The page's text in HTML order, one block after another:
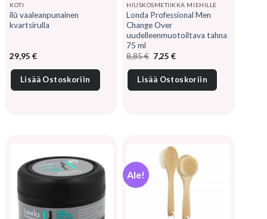
KOTI
ilū vaaleanpunainen
kvartsirulla
29,95 €
Lisää Ostoskoriin
HIUSKOSMETIIKKA MIEHILLE
Londa Professional Men
Change Over
uudelleenmuotoiltava tahna
75 ml
8,85€ Alkuperäinen
hinta
oli:
8,85 €.
7,25€Nykyinen
on:
7,25 €.
Lisää Ostoskoriin
Ale!